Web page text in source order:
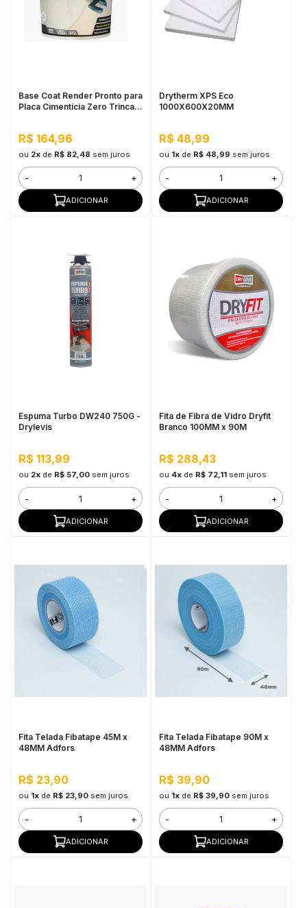
Base Coat Render Pronto para
Placa Cimentícia Zero Trinca
R$ 164,96
ou 2xde R$ 82,48 sem juros
- +
ADICIONAR
Drytherm XPS Eco
1000X600X20MM
R$ 48,99
ou 1xde R$ 48,99 sem juros
- +
ADICIONAR
Espuma Turbo DW240 750G -
Drylevis
R$ 113,99
ou 2xde R$ 57,00 sem juros
- +
ADICIONAR
Fita de Fibra de Vidro Dryfit
Branco 100MM x 90M
R$ 288,43
ou 4xde R$ 72,11 sem juros
- +
ADICIONAR
Fita Telada Fibatape 45M x
48MM Adfors
R$ 23,90
ou 1xde R$ 23,90 sem juros
- +
ADICIONAR
Fita Telada Fibatape 90M x
48MM Adfors
R$ 39,90
ou 1xde R$ 39,90 sem juros
- +
ADICIONAR